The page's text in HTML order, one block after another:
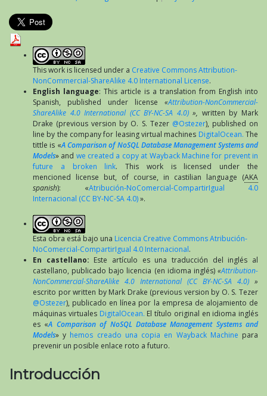
This work is licensed under a Creative Commons Attribution-
NonCommercial-ShareAlike 4.0 International License.
English language: This article is a translation from English into
Spanish, published under license «Attribution-NonCommercial-
ShareAlike 4.0 International (CC BY-NC-SA 4.0)», written by Mark
Drake (previous version by O. S. Tezer @Ostezer), published on
line by the company for leasing virtual machines DigitalOcean. The
tittle is «A Comparison of NoSQL Database Management Systems and
Models» and we created a copy at Wayback Machine for prevent in
future a broken link. This work is licensed under the
mencioned license but, of course, in castilian language (AKA
spanish): «Atribución-NoComercial-CompartirIgual 4.0
Internacional (CC BY-NC-SA 4.0)».
Esta obra está bajo una Licencia Creative Commons Atribución-
NoComercial-CompartirIgual 4.0 Internacional.
En castellano: Este artículo es una traducción del inglés al
castellano, publicado bajo licencia (en idioma inglés) «Attribution-
NonCommercial-ShareAlike 4.0 International (CC BY-NC-SA 4.0) »
escrito por written by Mark Drake (previous version by O. S. Tezer
@Ostezer), publicado en línea por la empresa de alojamiento de
máquinas virtuales DigitalOcean. El título original en idioma inglés
es «A Comparison of NoSQL Database Management Systems and
Models» y hemos creado una copia en Wayback Machine para
prevenir un posible enlace roto a futuro.
Introducción